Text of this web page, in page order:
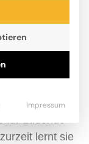
nicht gerade
Studiert
für Bildende
lernt sie
Impressum